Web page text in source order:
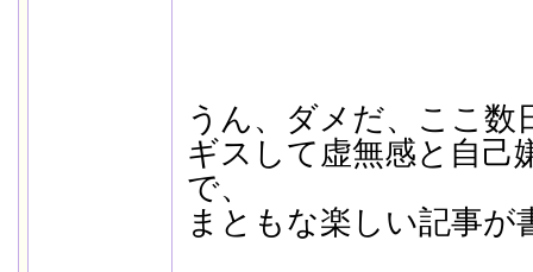
うん、ダメだ、ここ数
ギスして虚無感と自己
で、
まともな楽しい記事